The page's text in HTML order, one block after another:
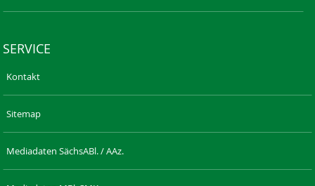
SERVICE
Kontakt
Sitemap
Mediadaten SächsABl. / AAz.